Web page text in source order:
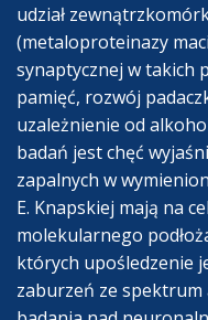
udział
(metaloproteinazy
synaptycznej w takich
pamięć, rozwój
uzależnienie od
badań jest chęć
zapalnych w
E. Knapskiej mają na
molekularnego
których upośledzenie
zaburzeń ze spektrum